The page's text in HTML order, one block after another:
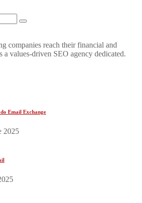
companies reach their financial and
a values-driven SEO agency dedicated.
Email Exchange
2025